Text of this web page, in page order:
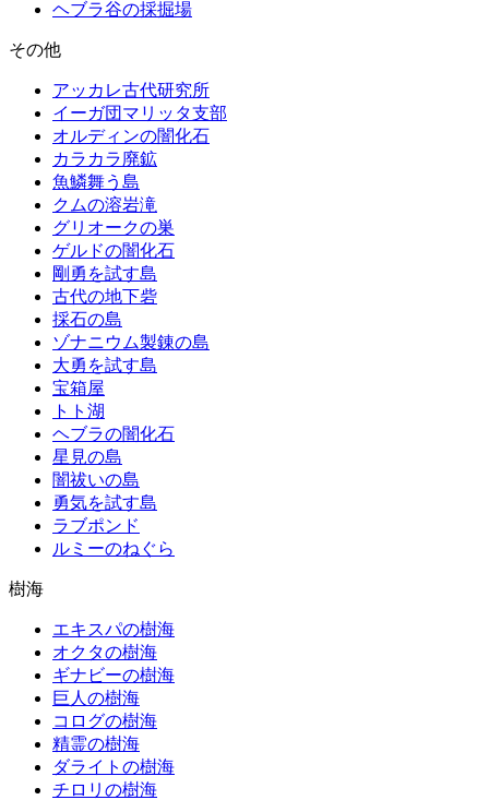
ヘブラ谷の採掘場
その他
アッカレ古代研究所
イーガ団マリッタ支部
オルディンの闇化石
カラカラ廃鉱
魚鱗舞う島
クムの溶岩滝
グリオークの巣
ゲルドの闇化石
剛勇を試す島
古代の地下砦
採石の島
ゾナニウム製錬の島
大勇を試す島
宝箱屋
トト湖
ヘブラの闇化石
星見の島
闇祓いの島
勇気を試す島
ラブポンド
ルミーのねぐら
樹海
エキスパの樹海
オクタの樹海
ギナビーの樹海
巨人の樹海
コログの樹海
精霊の樹海
ダライトの樹海
チロリの樹海